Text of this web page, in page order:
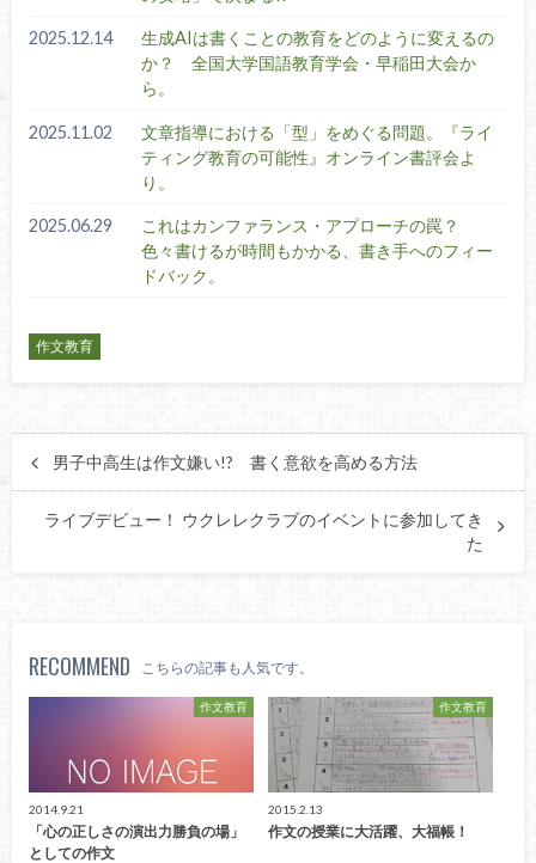
2025.12.14
生成AIは書くことの教育をどのように変えるの
か？ 全国大学国語教育学会・早稲田大会か
ら。
2025.11.02
文章指導における「型」をめぐる問題。『ライ
ティング教育の可能性』オンライン書評会よ
り。
2025.06.29
これはカンファランス・アプローチの罠？
色々書けるが時間もかかる、書き手へのフィー
ドバック。
作文教育
男子中高生は作文嫌い!? 書く意欲を高める方法
ライブデビュー！ ウクレレクラブのイベントに参加してき
た
RECOMMEND こちらの記事も人気です。
作文教育
2014.9.21
「心の正しさの演出力勝負の場」
としての作文
作文教育
2015.2.13
作文の授業に大活躍、大福帳！